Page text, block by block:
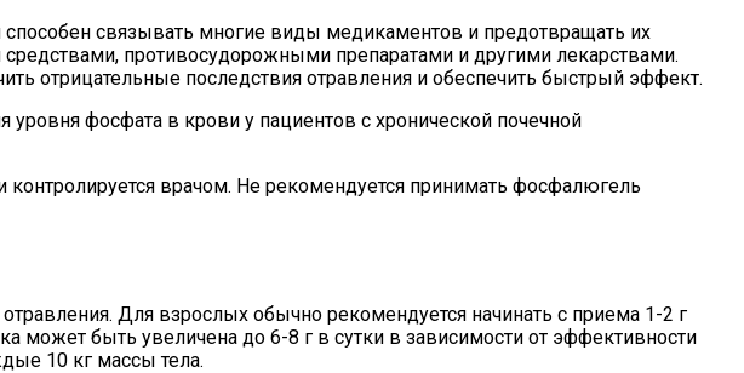
связывать многие виды медикаментов и предотвращать их
противосудорожными препаратами и другими лекарствами.
отрицательные последствия отравления и обеспечить быстрый эффект.
фосфата в крови у пациентов с хронической почечной
врачом. Не рекомендуется принимать фосфалюгель
Для взрослых обычно рекомендуется начинать с приема 1-2 г
может быть увеличена до 6-8 г в сутки в зависимости от эффективности
10 кг массы тела.